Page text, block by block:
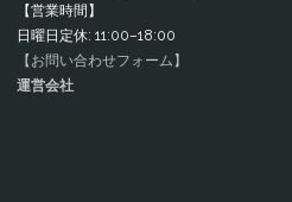
【営業時間】
日曜日定休: 11:00–18:00
【お問い合わせフォーム】
運営会社